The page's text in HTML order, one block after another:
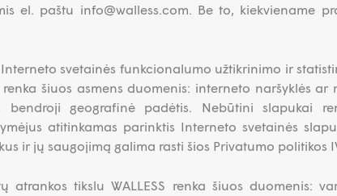
el. paštu info@walless.com. Be to, kiekviename
svetainės funkcionalumo užtikrinimo ir
renka šiuos asmens duomenis: interneto naršyklės
bendroji geografinė padėtis. Nebūtini slapukai
atitinkamas parinktis Interneto svetainės
ir jų saugojimą galima rasti šios Privatumo politikos
atrankos tikslu WALLESS renka šiuos duomenis: